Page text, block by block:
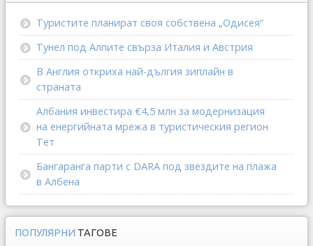
Туристите планират своя собствена „Одисея“
Тунел под Алпите свърза Италия и Австрия
В Англия откриха най-дългия зиплайн в
страната
Албания инвестира €4,5 млн за модернизация
на енергийната мрежа в туристическия регион
Тет
Бангаранга парти с DARA под звездите на плажа
в Албена
ПОПУЛЯРНИ ТАГОВЕ